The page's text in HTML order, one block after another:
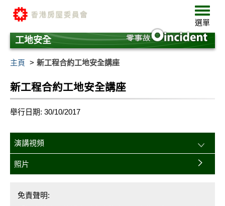
要
內
選
單
選單
工地安全
主頁 新工程合約工地安全講座
新工程合約工地安全講座
舉行日期: 30/10/2017
演講視頻
照片
免責聲明: